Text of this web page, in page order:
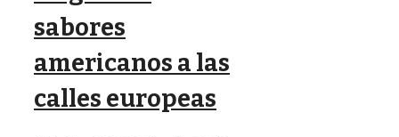
sabores
americanos a las
calles europeas